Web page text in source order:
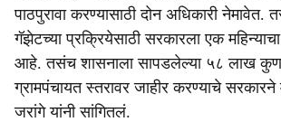
पाठपुरावा करण्यासाठी दोन अधिकारी नेमावेत.
गॅझेटच्या प्रक्रियेसाठी सरकारला एक
आहे. तसंच शासनाला सापडलेल्या ५८ लाख
ग्रामपंचायत स्तरावर जाहीर करण्याचे सरकारने
जरांगे यांनी सांगितलं.